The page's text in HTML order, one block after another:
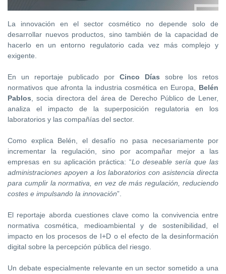
La innovación en el sector cosmético no depende solo de
desarrollar nuevos productos, sino también de la capacidad de
hacerlo en un entorno regulatorio cada vez más complejo y
exigente.
En un reportaje publicado por Cinco Días sobre los retos
normativos que afronta la industria cosmética en Europa, Belén
Pablos , socia directora del área de Derecho Público de Lener,
analiza el impacto de la superposición regulatoria en los
laboratorios y las compañías del sector.
Como explica Belén, el desafío no pasa necesariamente por
incrementar la regulación, sino por acompañar mejor a las
empresas en su aplicación práctica: “Lo deseable sería que las
administraciones apoyen a los laboratorios con asistencia directa
para cumplir la normativa, en vez de más regulación, reduciendo
costes e impulsando la innovación”.
El reportaje aborda cuestiones clave como la convivencia entre
normativa cosmética, medioambiental y de sostenibilidad, el
impacto en los procesos de I+D o el efecto de la desinformación
digital sobre la percepción pública del riesgo.
Un debate especialmente relevante en un sector sometido a una